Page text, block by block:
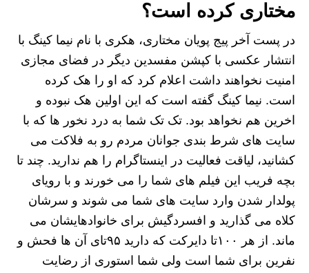
مختاری کرده است؟
در پست آخر پیج پویان مختاری، هکری با نام نیما کینگ با
انتشار عکسی با کپشن مفسدین دیگر در فضای مجازی
امنیت نخواهند داشت اعلام کرد که او را هک کرده
است. نیما کینگ گفته است که این اولین هک نبوده و
اخرین هم نخواهد بود. تک تک شما به درد نخور ها که با
سایت های شرط بندی جوانان مردم رو به فلاکت می
کشانید، لیاقت فعالیت در اینستاگرام را هم ندارید. چند تا
بچه فریب این فیلم های شما را می خورند و با رویای
پولدار شدن وارد سایت های شما می شوند و سرشان
کلاه می گذارید و افسردگیش برای خانوادهایشان می
ماند. از هر ۱۰۰تا دایرکت که دارید ۹۵تای آن ها فحش و
نفرین برای شما است ولی شما استوری از رضایت